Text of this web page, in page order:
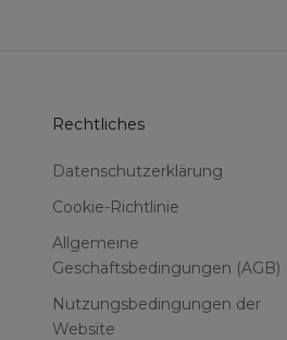
Rechtliches
Datenschutzerklärung
Cookie-Richtlinie
Allgemeine
Geschäftsbedingungen (AGB)
Nutzungsbedingungen der
Website